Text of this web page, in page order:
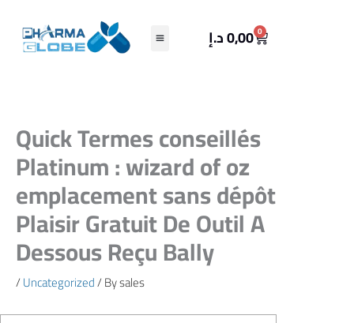
content
0,00د.إ 0
Cart
Quick Termes conseillés
Platinum : wizard of oz
emplacement sans dépôt
Plaisir Gratuit De Outil A
Dessous Reçu Bally
/Uncategorized/ Bysales